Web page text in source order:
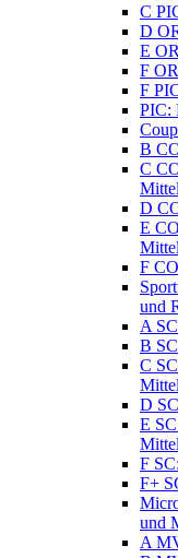
C
D
E
F
F
PIC:
B
C
D
E
F
und
A
B
C
D
E
F
F+
und
A